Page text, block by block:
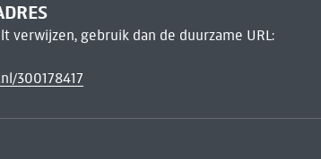
verwijzen, gebruik dan de duurzame URL:
300178417